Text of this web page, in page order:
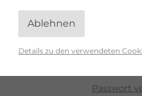
Ablehnen
Details zu den verwendeten
Passwort